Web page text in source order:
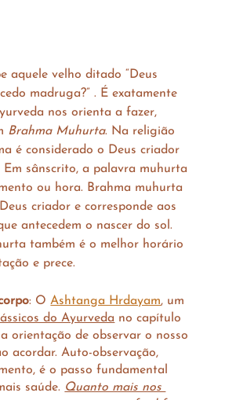
aquele velho ditado “Deus
madruga?” . É exatamente
nos orienta a fazer,
Brahma Muhurta. Na religião
é considerado o Deus criador
Em sânscrito, a palavra muhurta
ou hora. Brahma muhurta
criador e corresponde aos
antecedem o nascer do sol.
também é o melhor horário
e prece.
: O Ashtanga Hrdayam, um
do Ayurveda no capítulo
orientação de observar o nosso
acordar. Auto-observação,
é o passo fundamental
saúde. Quanto mais nos